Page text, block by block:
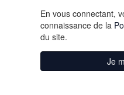
En vous connectant,
connaissance de la
du site.
Je